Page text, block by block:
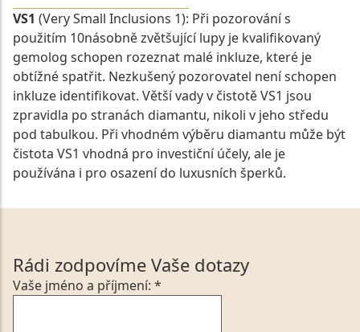
VS1 (Very Small Inclusions 1): Při pozorování s
použitím 10násobně zvětšující lupy je kvalifikovaný
gemolog schopen rozeznat malé inkluze, které je
obtížné spatřit. Nezkušený pozorovatel není schopen
inkluze identifikovat. Větší vady v čistotě VS1 jsou
zpravidla po stranách diamantu, nikoli v jeho středu
pod tabulkou. Při vhodném výběru diamantu může být
čistota VS1 vhodná pro investiční účely, ale je
používána i pro osazení do luxusních šperků.
Rádi zodpovíme Vaše dotazy
Vaše jméno a příjmení: *